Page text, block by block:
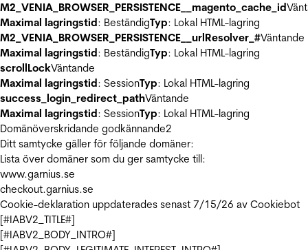
M2_VENIA_BROWSER_PERSISTENCE__magento_cache_id
Maximal lagringstid: BeständigTyp: Lokal HTML-lagring
M2_VENIA_BROWSER_PERSISTENCE__urlResolver_#Väntande
Maximal lagringstid: BeständigTyp: Lokal HTML-lagring
scrollLockVäntande
Maximal lagringstid: SessionTyp: Lokal HTML-lagring
success_login_redirect_pathVäntande
Maximal lagringstid: SessionTyp: Lokal HTML-lagring
Domänöverskridande godkännande2
Ditt samtycke gäller för följande domäner:
Lista över domäner som du ger samtycke till:
www.garnius.se
checkout.garnius.se
Cookie-deklaration uppdaterades senast 7/15/26 av Cookiebot
[#IABV2_TITLE#]
[#IABV2_BODY_INTRO#]